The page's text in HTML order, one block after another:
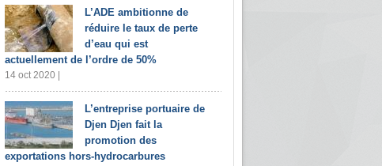
L’ADE ambitionne de
réduire le taux de perte
d’eau qui est
actuellement de l’ordre de 50%
14 oct 2020 |
L’entreprise portuaire de
Djen Djen fait la
promotion des
exportations hors-hydrocarbures